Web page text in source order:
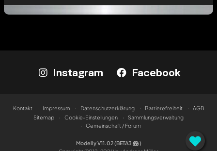
Instagram Facebook
Kontakt Impressum Datenschutzerklärung Barrierefreiheit
AGB
Sitemap
Cookie-Einstellungen
Sammlungsverwaltung
Gemeinschaft / Forum
Modelly V11.02 (BETA3
)